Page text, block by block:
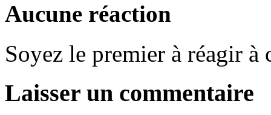
Aucune réaction
Soyez le premier à réagir à
Laisser un commentaire